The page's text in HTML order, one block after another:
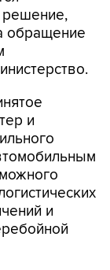
решение,
обращение
и
и